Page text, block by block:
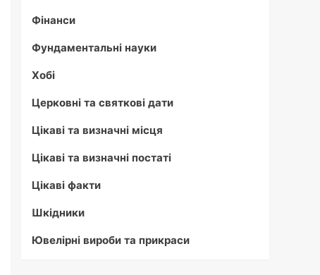
Фінанси
Фундаментальні науки
Хобі
Церковні та святкові дати
Цікаві та визначні місця
Цікаві та визначні постаті
Цікаві факти
Шкідники
Ювелірні вироби та прикраси